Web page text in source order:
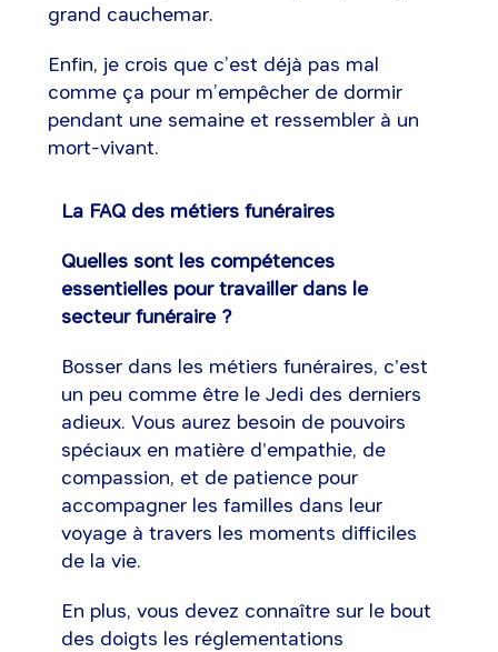
grand cauchemar.
Enfin, je crois que c’est déjà pas mal
comme ça pour m’empêcher de dormir
pendant une semaine et ressembler à un
mort-vivant.
La FAQ des métiers funéraires
Quelles sont les compétences
essentielles pour travailler dans le
secteur funéraire ?
Bosser dans les métiers funéraires, c'est
un peu comme être le Jedi des derniers
adieux. Vous aurez besoin de pouvoirs
spéciaux en matière d'empathie, de
compassion, et de patience pour
accompagner les familles dans leur
voyage à travers les moments difficiles
de la vie.
En plus, vous devez connaître sur le bout
des doigts les réglementations